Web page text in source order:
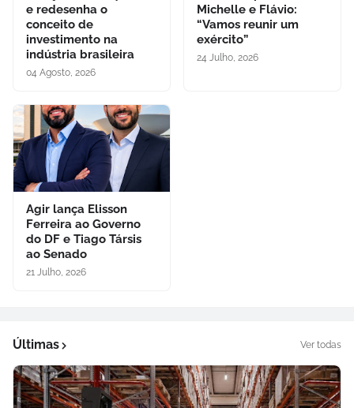
e redesenha o
conceito de
investimento na
indústria brasileira
04 Agosto, 2026
Michelle e Flávio:
“Vamos reunir um
exército”
24 Julho, 2026
Agir lança Elisson
Ferreira ao Governo
do DF e Tiago Társis
ao Senado
21 Julho, 2026
Últimas Ver todas